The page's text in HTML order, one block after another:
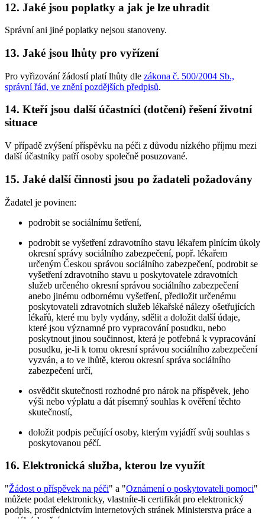
12. Jaké jsou poplatky a jak je lze uhradit
Správní ani jiné poplatky nejsou stanoveny.
13. Jaké jsou lhůty pro vyřízení
Pro vyřizování žádostí platí lhůty dle zákona č. 500/2004 Sb.,
správní řád, ve znění pozdějších předpisů.
14. Kteří jsou další účastníci (dotčení) řešení životní
situace
V případě zvýšení příspěvku na péči z důvodu nízkého příjmu mezi
další účastníky patří osoby společně posuzované.
15. Jaké další činnosti jsou po žadateli požadovány
Žadatel je povinen:
podrobit se sociálnímu šetření,
podrobit se vyšetření zdravotního stavu lékařem plnícím úkoly
okresní správy sociálního zabezpečení, popř. lékařem
určeným Českou správou sociálního zabezpečení, podrobit se
vyšetření zdravotního stavu u poskytovatele zdravotních
služeb určeného okresní správou sociálního zabezpečení
anebo jinému odbornému vyšetření, předložit určenému
poskytovateli zdravotních služeb lékařské nálezy ošetřujících
lékařů, které mu byly vydány, sdělit a doložit další údaje,
které jsou významné pro vypracování posudku, nebo
poskytnout jinou součinnost, která je potřebná k vypracování
posudku, je-li k tomu okresní správou sociálního zabezpečení
vyzván, a to ve lhůtě, kterou okresní správa sociálního
zabezpečení určí,
osvědčit skutečnosti rozhodné pro nárok na příspěvek, jeho
výši nebo výplatu a dát písemný souhlas k ověření těchto
skutečností,
doložit podpis pečující osoby, kterým vyjádří svůj souhlas s
poskytovanou péčí.
16. Elektronická služba, kterou lze využít
"Žádost o příspěvek na péči" a "Oznámení o poskytovateli pomoci"
můžete podat elektronicky, vlastníte-li certifikát pro elektronický
podpis, prostřednictvím internetových stránek Ministerstva práce a